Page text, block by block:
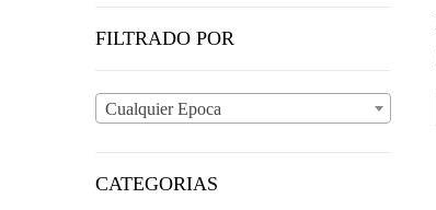
FILTRADO POR
Cualquier Epoca
CATEGORIAS